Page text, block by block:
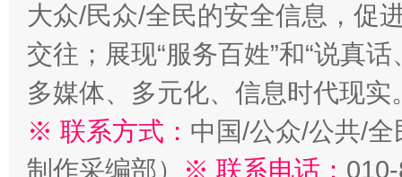
大众/民众/全民的安全信息，促
交往；展现“服务百姓”和“说真
多媒体、多元化、信息时代现实
※ 联系方式： 中国/公众/公共/
制作采编部）
※ 联系电话：